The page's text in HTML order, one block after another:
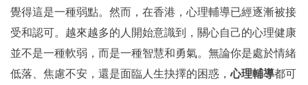
覺得這是一種弱點。然而，在香港，心理輔導已經逐漸被接
受和認可。越來越多的人開始意識到，關心自己的心理健康
並不是一種軟弱，而是一種智慧和勇氣。無論你是處於情緒
低落、焦慮不安，還是面臨人生抉擇的困惑，心理輔導都可